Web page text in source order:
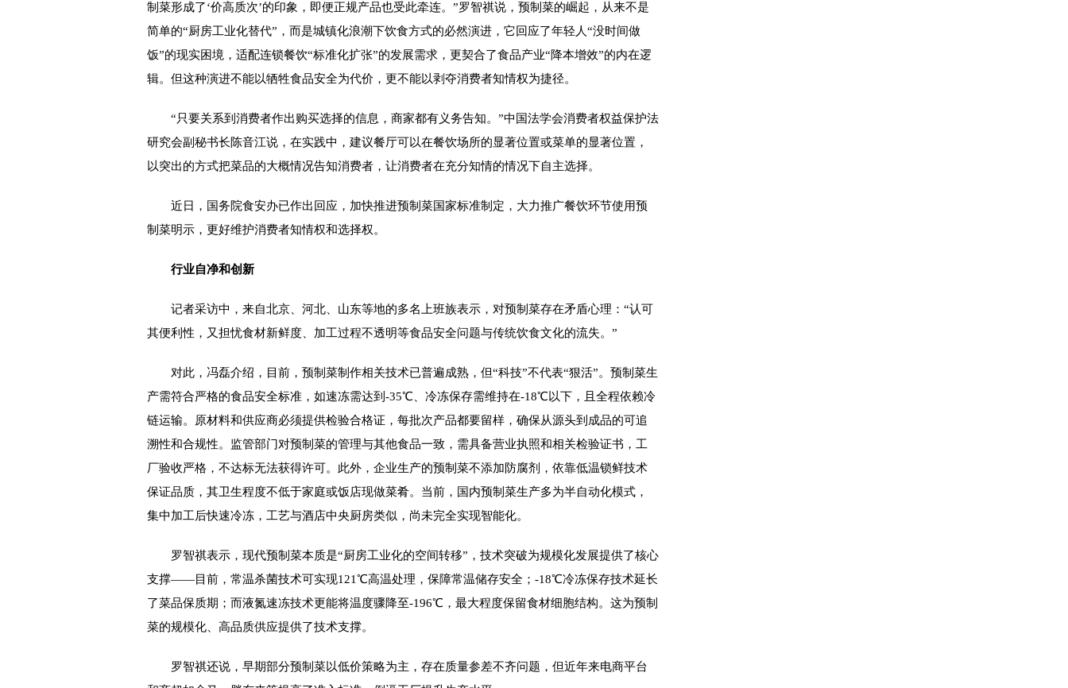
制菜形成了‘价高质次’的印象，即便正规产品也受此牵连。”罗智祺说，预制菜的崛起，从来不是
简单的“厨房工业化替代”，而是城镇化浪潮下饮食方式的必然演进，它回应了年轻人“没时间做
饭”的现实困境，适配连锁餐饮“标准化扩张”的发展需求，更契合了食品产业“降本增效”的内在逻
辑。但这种演进不能以牺牲食品安全为代价，更不能以剥夺消费者知情权为捷径。
“只要关系到消费者作出购买选择的信息，商家都有义务告知。”中国法学会消费者权益保护法
研究会副秘书长陈音江说，在实践中，建议餐厅可以在餐饮场所的显著位置或菜单的显著位置，
以突出的方式把菜品的大概情况告知消费者，让消费者在充分知情的情况下自主选择。
近日，国务院食安办已作出回应，加快推进预制菜国家标准制定，大力推广餐饮环节使用预
制菜明示，更好维护消费者知情权和选择权。
行业自净和创新
记者采访中，来自北京、河北、山东等地的多名上班族表示，对预制菜存在矛盾心理：“认可
其便利性，又担忧食材新鲜度、加工过程不透明等食品安全问题与传统饮食文化的流失。”
对此，冯磊介绍，目前，预制菜制作相关技术已普遍成熟，但“科技”不代表“狠活”。预制菜生
产需符合严格的食品安全标准，如速冻需达到-35℃、冷冻保存需维持在-18℃以下，且全程依赖冷
链运输。原材料和供应商必须提供检验合格证，每批次产品都要留样，确保从源头到成品的可追
溯性和合规性。监管部门对预制菜的管理与其他食品一致，需具备营业执照和相关检验证书，工
厂验收严格，不达标无法获得许可。此外，企业生产的预制菜不添加防腐剂，依靠低温锁鲜技术
保证品质，其卫生程度不低于家庭或饭店现做菜肴。当前，国内预制菜生产多为半自动化模式，
集中加工后快速冷冻，工艺与酒店中央厨房类似，尚未完全实现智能化。
罗智祺表示，现代预制菜本质是“厨房工业化的空间转移”，技术突破为规模化发展提供了核心
支撑——目前，常温杀菌技术可实现121℃高温处理，保障常温储存安全；-18℃冷冻保存技术延长
了菜品保质期；而液氮速冻技术更能将温度骤降至-196℃，最大程度保留食材细胞结构。这为预制
菜的规模化、高品质供应提供了技术支撑。
罗智祺还说，早期部分预制菜以低价策略为主，存在质量参差不齐问题，但近年来电商平台